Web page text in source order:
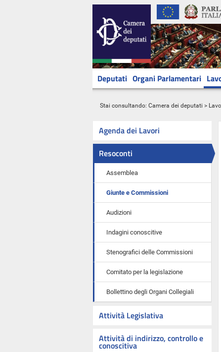
Deputati Organi Parlamentari
Stai consultando: Camera dei deputati >
Agenda dei Lavori
Resoconti
Assemblea
Giunte e Commissioni
Audizioni
Indagini conoscitive
Stenografici delle Commissioni
Comitato per la legislazione
Bollettino degli Organi Collegiali
Attività Legislativa
Attività di indirizzo, controllo e
conoscitiva